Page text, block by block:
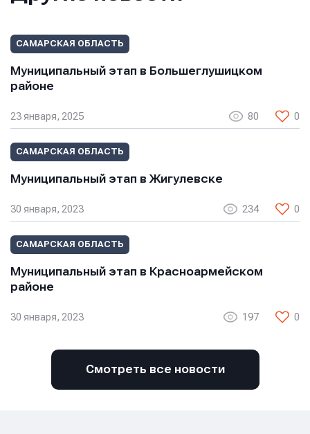
САМАРСКАЯ ОБЛАСТЬ
Муниципальный этап в Большеглушицком
районе
23 января, 2025 80 0
САМАРСКАЯ ОБЛАСТЬ
Муниципальный этап в Жигулевске
30 января, 2023 234 0
САМАРСКАЯ ОБЛАСТЬ
Муниципальный этап в Красноармейском
районе
30 января, 2023 197 0
Смотреть все новости
Нажимая кнопку “Отправить”, вы соглашаетесь с
условиями обработки персональных данных
Нажимая кнопку “Отправить”, вы соглашаетесь с
условиями обработки персональных данных
Отправить
Нажимая кнопку “Отправить”, вы соглашаетесь с
условиями обработки персональных данных